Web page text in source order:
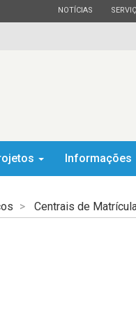
ESTADO
NOTÍCIAS
Informações
Centrais de